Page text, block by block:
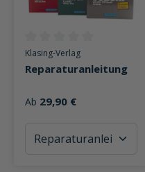
Durchschnittliche
Klasing-Verlag
Reparaturanleitung
Ab 29,90 €